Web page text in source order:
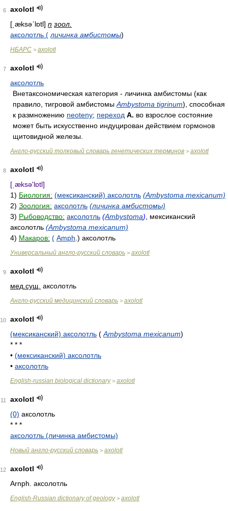
6
axolotl
[͵æksəʹlɒtl] n зоол.
аксолотль ( личинка амбистомы)
НБАРС > axolotl
7
axolotl
аксолотль
Внетаксономическая категория - личинка амбистомы (как
правило, тигровой амбистомы Ambystoma tigrinum), способная
к размножению neoteny; переход А. во взрослое состояние
может быть искусственно индуцирован действием гормонов
щитовидной железы.
Англо-русский толковый словарь генетических терминов > axolotl
8
axolotl
[ˌæksə'lɒtl]
1) Биология: (мексиканский) аксолотль (Ambystoma mexicanum)
2) Зоология: аксолотль (личинка амбистомы)
3) Рыбоводство: аксолотль (Ambystoma) , мексиканский
аксолотль (Ambystoma mexicanum)
4) Макаров: ( Amph .) аксолотль
Универсальный англо-русский словарь > axolotl
9
axolotl
мед. сущ. аксолотль
Англо-русский медицинский словарь > axolotl
10
axolotl
(мексиканский) аксолотль ( Ambystoma mexicanum)
* * *
• (мексиканский) аксолотль
• аксолотль
English-russian biological dictionary> axolotl
11
axolotl
(0) аксолотль
* * *
аксолотль (личинка амбистомы)
Новый англо-русский словарь > axolotl
12
axolotl
Arnph. аксолотль
English-Russian dictionary of geology> axolotl